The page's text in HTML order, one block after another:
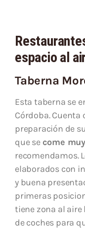
espacio al
Taberna
Esta taberna se
Córdoba. Cuenta
preparación de
que se come
recomendamos.
elaborados con
y buena
primeras
tiene zona al
de coches para